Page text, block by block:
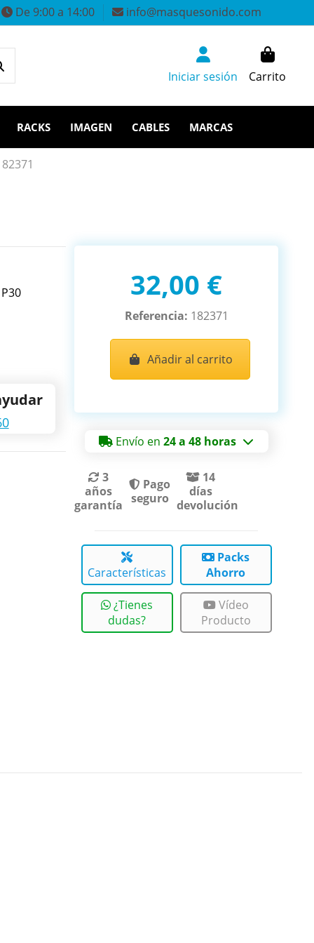
De 9:00 a 14:00 info@masquesonido.com
Iniciar sesión Carrito
RACKS IMAGEN CABLES MARCAS
32,00 €
Referencia: 182371
Añadir al carrito
Envío en24 a 48 horas
3
años
garantía
Pago
seguro
14
días
devolución
Características
Packs
Ahorro
¿Tienes
dudas?
Vídeo
Producto